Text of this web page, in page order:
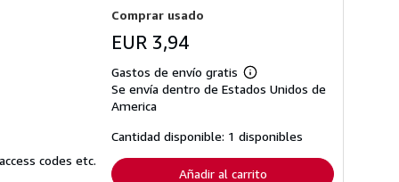
codes etc.
Comprar usado
EUR 3,94
Gastos de envío gratis
Más
información
tarifas
de
envío
Se envía dentro de Estados Unidos de
America
Cantidad disponible: 1 disponibles
Añadir al carrito